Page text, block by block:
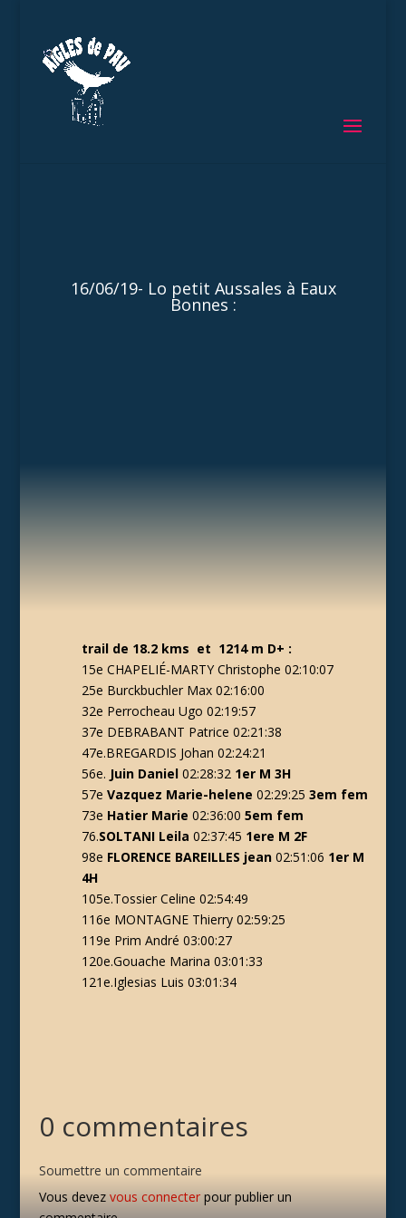
16/06/19- Lo petit Aussales à Eaux
Bonnes :
trail de 18.2 kms et 1214 m D+ :
15eCHAPELIÉ-MARTY Christophe 02:10:07
25e Burckbuchler Max 02:16:00
32e Perrocheau Ugo 02:19:57
37e DEBRABANT Patrice 02:21:38
47e.BREGARDIS Johan 02:24:21
56e. Juin Daniel 02:28:32 1er M 3H
57eVazquez Marie-helene 02:29:25 3em fem
73e Hatier Marie 02:36:005em fem
76.SOLTANI Leila 02:37:45 1ere M 2F
98e FLORENCE BAREILLES jean 02:51:06 1er M
4H
105e.Tossier Celine 02:54:49
116e MONTAGNE Thierry 02:59:25
119e Prim André 03:00:27
120e.Gouache Marina 03:01:33
121e.Iglesias Luis 03:01:34
0 commentaires
Soumettre un commentaire
Vous devez vous connecterpour publier un